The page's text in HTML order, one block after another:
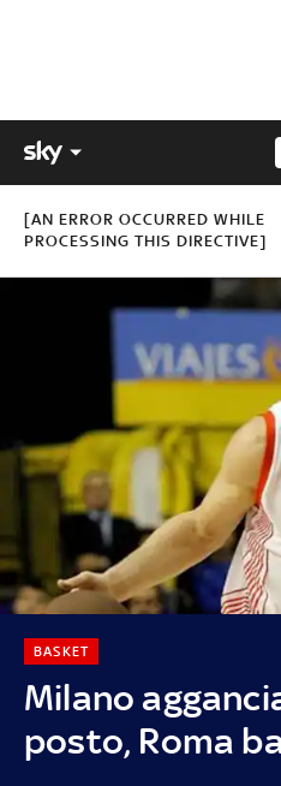
[AN ERROR OCCURRED WHILE
PROCESSING THIS DIRECTIVE]
Milano
posto, Roma
BASKET